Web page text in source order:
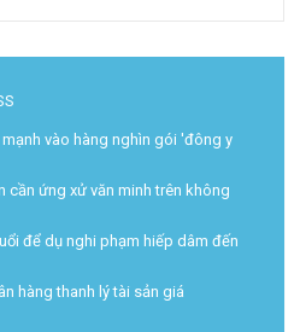
vào hàng nghìn gói 'đông y
cần ứng xử văn minh trên không
để dụ nghi phạm hiếp dâm đến
hàng thanh lý tài sản giá